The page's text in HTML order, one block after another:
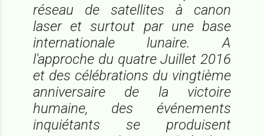
réseau de satellites à canon
laser et surtout par une base
internationale lunaire. A
l'approche du quatre Juillet 2016
et des célébrations du vingtième
anniversaire de la victoire
humaine, des événements
inquiétants se produisent